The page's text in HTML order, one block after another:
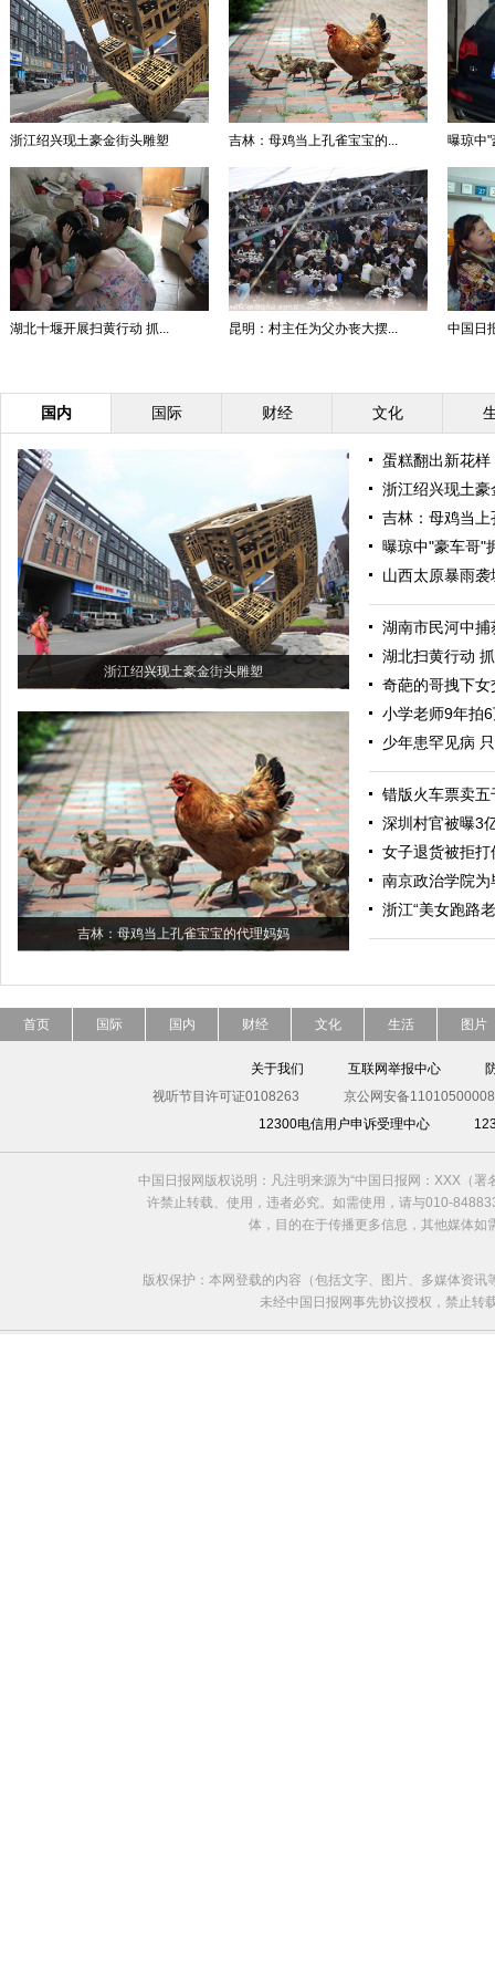
浙江绍兴现土豪金街头雕塑 吉林：母鸡当上孔雀宝宝的... 曝琼中"
湖北十堰开展扫黄行动 抓... 昆明：村主任为父办丧大摆... 中国日
国内 国际 财经 文化
浙江绍兴现土豪金街头雕塑
吉林：母鸡当上孔雀宝宝的代理妈妈
蛋糕翻出新花样
浙江绍兴现土豪
吉林：母鸡当
曝琼中"豪车哥"
山西太原暴雨袭
湖南市民河中
湖北扫黄行动
奇葩的哥拽下女
小学老师9年拍
少年患罕见病
错版火车票卖五
深圳村官被曝3
女子退货被拒
南京政治学院
浙江“美女跑路
首页 国际 国内 财经 文化 生活 图片
关于我们 互联网举报中心
视听节目许可证0108263
京公网安备
12300电信用户申诉受理中心
中国日报网版权说明：凡注明来源为“中国日报网：XXX（
许禁止转载、使用，违者必究。如需使用，请与010-
体，目的在于传播更多信息，其他媒体
版权保护：本网登载的内容（包括文字、图片、多媒体资
未经中国日报网事先协议授权，禁止转